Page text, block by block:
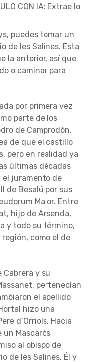
CON IA: Extrae lo
puedes tomar un
de les Salines. Esta
la anterior, así que
o caminar para
por primera vez
parte de los
de Camprodón.
de que el castillo
pero en realidad ya
últimas décadas
el juramento de
de Besalú por sus
Maior. Entre
hijo de Arsenda,
y todo su término,
como el de
Cabrera y su
pertenecían
el apellido
hizo una
d’Orriols. Hacia
un Mascarós
al obispo de
de les Salines. Él y